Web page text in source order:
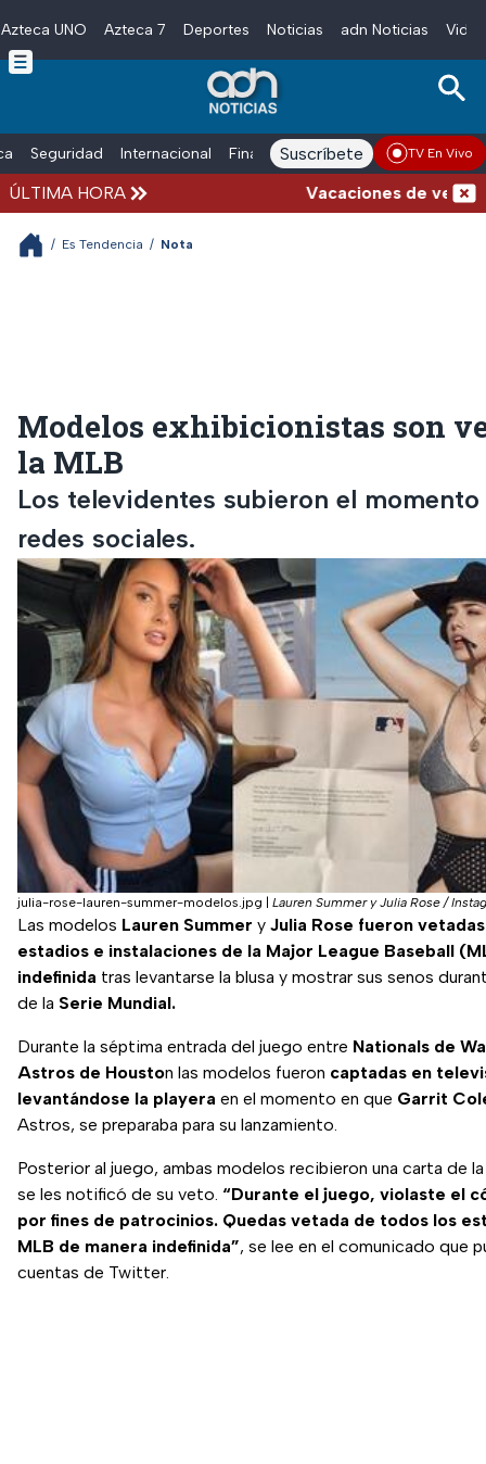
Skip to main content
Azteca UNO Azteca 7 Deportes Noticias adn Noticias
Seguridad Internacional Finanzas adn Noticias Radio
Suscríbete TV En Vivo
ÚLTIMA HORA Vacaciones de verano
/ Es Tendencia / Nota
Modelos exhibicionistas son
la MLB
Los televidentes subieron el momento
redes sociales.
julia-rose-lauren-summer-modelos.jpg Lauren Summer y Julia Rose /
Las modelos Lauren Summer y Julia Rose fueron
estadios e instalaciones de la Major League Baseball
indefinida tras levantarse la blusa y mostrar sus senos
de la Serie Mundial.
Durante la séptima entrada del juego entre Nationals de
Astros de Houston las modelos fueron captadas en
levantándose la playera en el momento en que Garrit
Astros, se preparaba para su lanzamiento.
Posterior al juego, ambas modelos recibieron una carta de
se les notificó de su veto. “Durante el juego, violaste el
por fines de patrocinios. Quedas vetada de todos los
MLB de manera indefinida”, se lee en el comunicado que
cuentas de Twitter.